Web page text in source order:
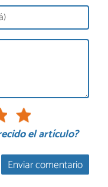
el artículo?
Enviar comentario